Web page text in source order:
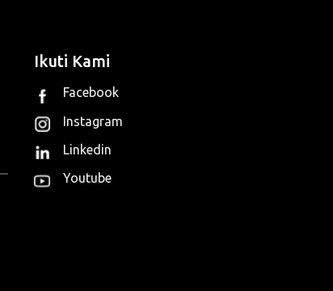
Ikuti Kami
Facebook
Instagram
Linkedin
Youtube